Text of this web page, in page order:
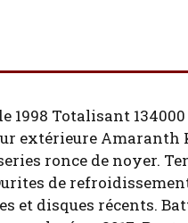
1998 Totalisant
extérieure Amaranth
ronce de noyer.
de
et disques récents.